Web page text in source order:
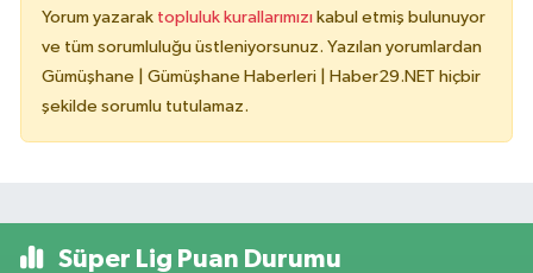
Yorum yazarak topluluk kurallarımızı kabul etmiş bulunuyor
ve tüm sorumluluğu üstleniyorsunuz. Yazılan yorumlardan
Gümüşhane | Gümüşhane Haberleri | Haber29.NET hiçbir
şekilde sorumlu tutulamaz.
Süper Lig Puan Durumu